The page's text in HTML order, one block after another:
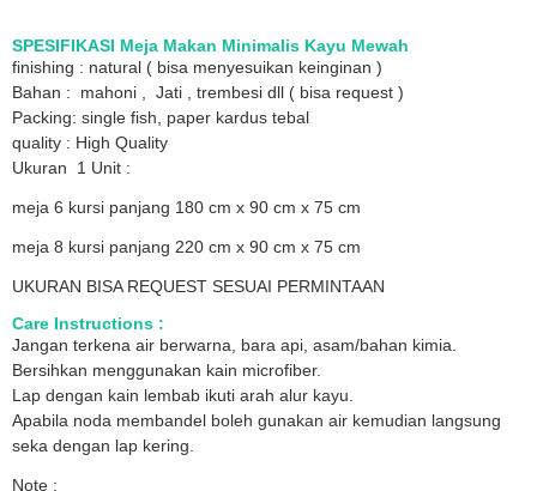
SPESIFIKASI Meja Makan Minimalis Kayu Mewah
finishing : natural ( bisa menyesuikan keinginan )
Bahan : mahoni , Jati , trembesi dll ( bisa request )
Packing: single fish, paper kardus tebal
quality : High Quality
Ukuran 1 Unit :
meja 6 kursi panjang 180 cm x 90 cm x 75 cm
meja 8 kursi panjang 220 cm x 90 cm x 75 cm
UKURAN BISA REQUEST SESUAI PERMINTAAN
Care Instructions :
Jangan terkena air berwarna, bara api, asam/bahan kimia.
Bersihkan menggunakan kain microfiber.
Lap dengan kain lembab ikuti arah alur kayu.
Apabila noda membandel boleh gunakan air kemudian langsung
seka dengan lap kering.
Note :